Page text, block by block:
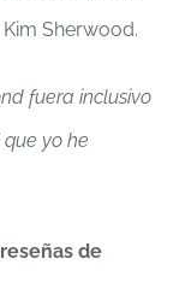
Sherwood.
fuera inclusivo
yo he
de